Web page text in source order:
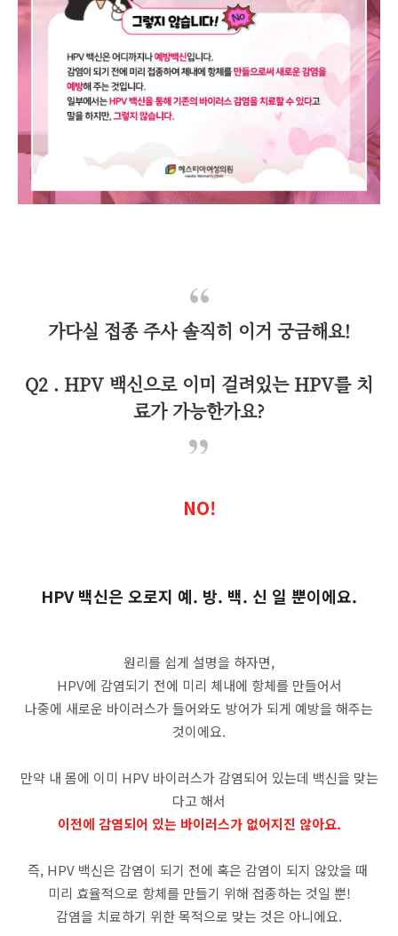
가다실 접종 주사 솔직히 이거 궁금해요!
Q2 . HPV 백신으로 이미 걸려있는 HPV를 치
료가 가능한가요?
NO!
HPV 백신은 오로지 예. 방. 백. 신 일 뿐이에요.
원리를 쉽게 설명을 하자면,
HPV에 감염되기 전에 미리 체내에 항체를 만들어서
나중에 새로운 바이러스가 들어와도 방어가 되게 예방을 해주는
것이에요.
만약 내 몸에 이미 HPV 바이러스가 감염되어 있는데 백신을 맞는
다고 해서
이전에 감염되어 있는 바이러스가 없어지진 않아요.
즉, HPV 백신은 감염이 되기 전에 혹은 감염이 되지 않았을 때
미리 효율적으로 항체를 만들기 위해 접종하는 것일 뿐!
감염을 치료하기 위한 목적으로 맞는 것은 아니에요.